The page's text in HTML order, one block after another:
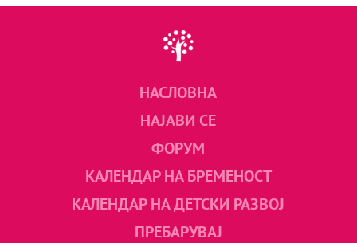
НАСЛОВНА
НАЈАВИ СЕ
ФОРУМ
КАЛЕНДАР НА БРЕМЕНОСТ
КАЛЕНДАР НА ДЕТСКИ РАЗВОЈ
ПРЕБАРУВАЈ